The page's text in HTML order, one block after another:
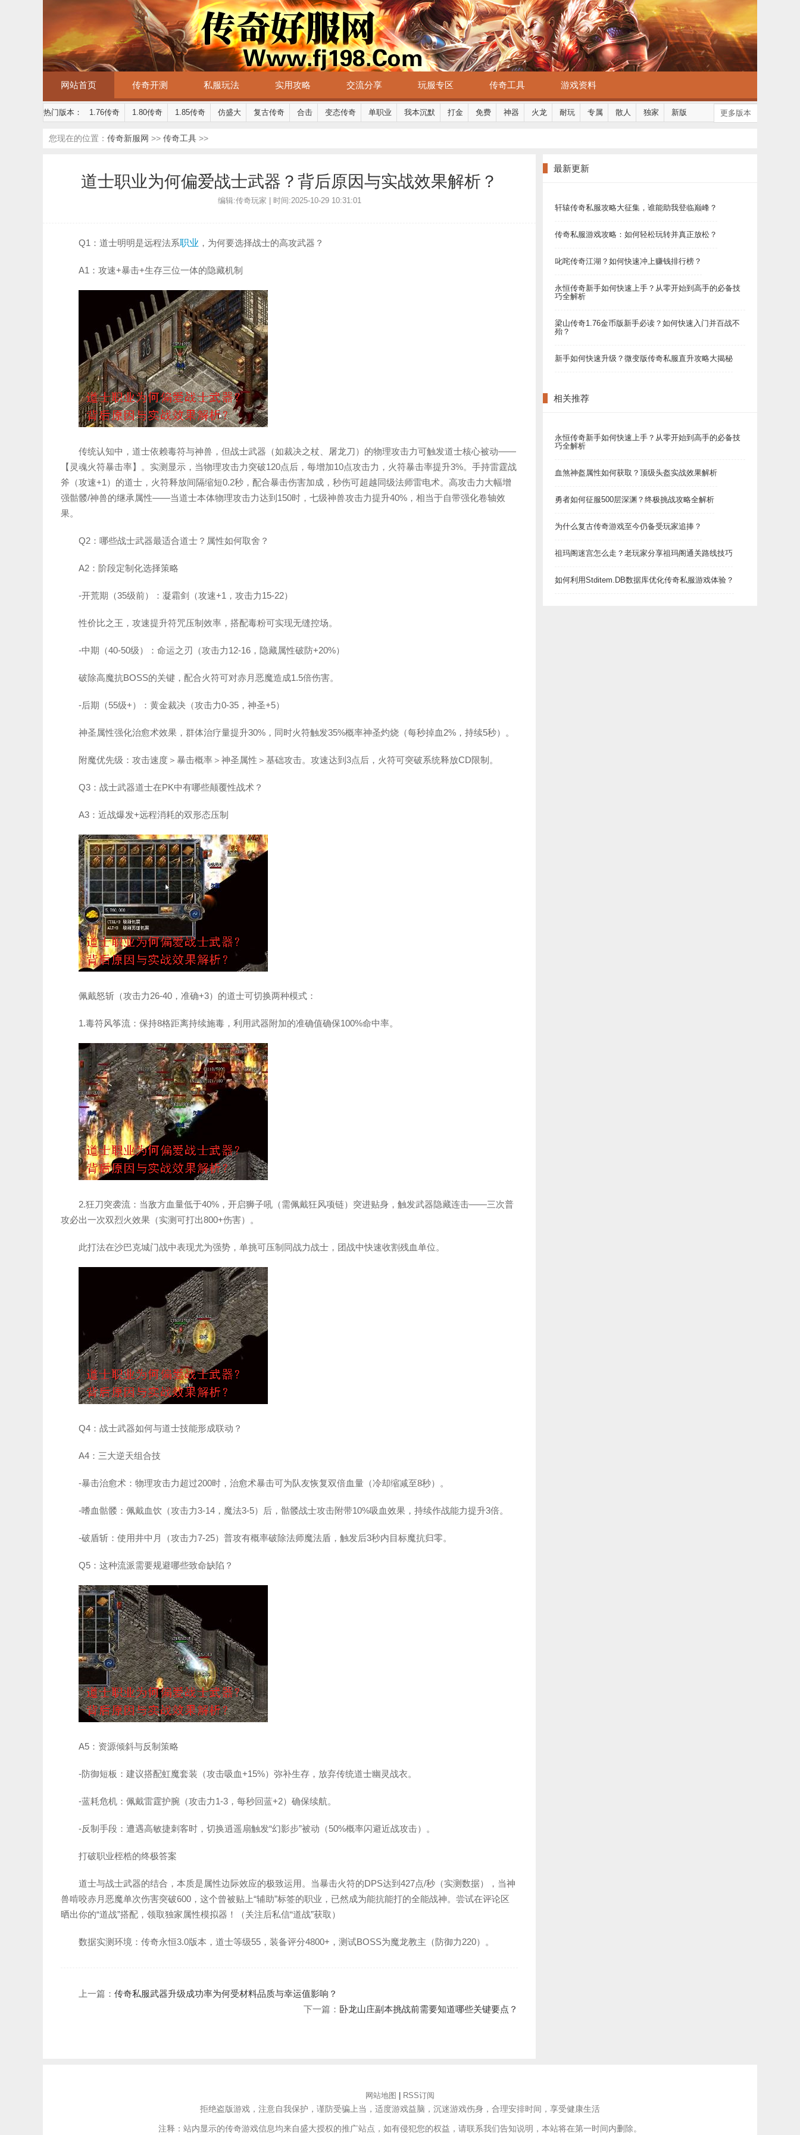
网站首页 传奇开测 私服玩法 实用攻略 交流分享 玩服专区 传奇工具 游戏资料
热门版本： 1.76传奇 1.80传奇 1.85传奇 仿盛大 复古传奇 合击 变态传奇 单职业 我本沉默 打金 免费 神器 火龙 耐玩 专属 散人 独家 新版 更多版本
您现在的位置： 传奇新服网 >> 传奇工具 >>
道士职业为何偏爱战士武器？背后原因与实战效果解析？
编辑:传奇玩家 | 时间:2025-10-29 10:31:01
Q1：道士明明是远程法系职业 ，为何要选择战士的高攻武器？
A1：攻速+暴击+生存三位一体的隐藏机制
传统认知中，道士依赖毒符与神兽，但战士武器（如裁决之杖、屠龙刀）的物理攻击力可触发道士核心被动——
【灵魂火符暴击率】。实测显示，当物理攻击力突破120点后，每增加10点攻击力，火符暴击率提升3%。手持雷霆战
斧（攻速+1）的道士，火符释放间隔缩短0.2秒，配合暴击伤害加成，秒伤可超越同级法师雷电术。高攻击力大幅增
强骷髅/神兽的继承属性——当道士本体物理攻击力达到150时，七级神兽攻击力提升40%，相当于自带强化卷轴效
果。
Q2：哪些战士武器最适合道士？属性如何取舍？
A2：阶段定制化选择策略
-开荒期（35级前）：凝霜剑（攻速+1，攻击力15-22）
性价比之王，攻速提升符咒压制效率，搭配毒粉可实现无缝控场。
-中期（40-50级）：命运之刃（攻击力12-16，隐藏属性破防+20%）
破除高魔抗BOSS的关键，配合火符可对赤月恶魔造成1.5倍伤害。
-后期（55级+）：黄金裁决（攻击力0-35，神圣+5）
神圣属性强化治愈术效果，群体治疗量提升30%，同时火符触发35%概率神圣灼烧（每秒掉血2%，持续5秒）。
附魔优先级：攻击速度＞暴击概率＞神圣属性＞基础攻击。攻速达到3点后，火符可突破系统释放CD限制。
Q3：战士武器道士在PK中有哪些颠覆性战术？
A3：近战爆发+远程消耗的双形态压制
佩戴怒斩（攻击力26-40，准确+3）的道士可切换两种模式：
1.毒符风筝流：保持8格距离持续施毒，利用武器附加的准确值确保100%命中率。
2.狂刀突袭流：当敌方血量低于40%，开启狮子吼（需佩戴狂风项链）突进贴身，触发武器隐藏连击——三次普
攻必出一次双烈火效果（实测可打出800+伤害）。
此打法在沙巴克城门战中表现尤为强势，单挑可压制同战力战士，团战中快速收割残血单位。
Q4：战士武器如何与道士技能形成联动？
A4：三大逆天组合技
-暴击治愈术：物理攻击力超过200时，治愈术暴击可为队友恢复双倍血量（冷却缩减至8秒）。
-嗜血骷髅：佩戴血饮（攻击力3-14，魔法3-5）后，骷髅战士攻击附带10%吸血效果，持续作战能力提升3倍。
-破盾斩：使用井中月（攻击力7-25）普攻有概率破除法师魔法盾，触发后3秒内目标魔抗归零。
Q5：这种流派需要规避哪些致命缺陷？
A5：资源倾斜与反制策略
-防御短板：建议搭配虹魔套装（攻击吸血+15%）弥补生存，放弃传统道士幽灵战衣。
-蓝耗危机：佩戴雷霆护腕（攻击力1-3，每秒回蓝+2）确保续航。
-反制手段：遭遇高敏捷刺客时，切换逍遥扇触发“幻影步”被动（50%概率闪避近战攻击）。
打破职业桎梏的终极答案
道士与战士武器的结合，本质是属性边际效应的极致运用。当暴击火符的DPS达到427点/秒（实测数据），当神
兽啃咬赤月恶魔单次伤害突破600，这个曾被贴上“辅助”标签的职业，已然成为能抗能打的全能战神。尝试在评论区
晒出你的“道战”搭配，领取独家属性模拟器！（关注后私信“道战”获取）
数据实测环境：传奇永恒3.0版本，道士等级55，装备评分4800+，测试BOSS为魔龙教主（防御力220）。
上一篇： 传奇私服武器升级成功率为何受材料品质与幸运值影响？
下一篇： 卧龙山庄副本挑战前需要知道哪些关键要点？
最新更新
轩辕传奇私服攻略大征集，谁能助我登临巅峰？
传奇私服游戏攻略：如何轻松玩转并真正放松？
叱咤传奇江湖？如何快速冲上赚钱排行榜？
永恒传奇新手如何快速上手？从零开始到高手的必备技
巧全解析
梁山传奇1.76金币版新手必读？如何快速入门并百战不
殆？
新手如何快速升级？微变版传奇私服直升攻略大揭秘
相关推荐
永恒传奇新手如何快速上手？从零开始到高手的必备技
巧全解析
血煞神盔属性如何获取？顶级头盔实战效果解析
勇者如何征服500层深渊？终极挑战攻略全解析
为什么复古传奇游戏至今仍备受玩家追捧？
祖玛阁迷宫怎么走？老玩家分享祖玛阁通关路线技巧
如何利用Stditem.DB数据库优化传奇私服游戏体验？
网站地图 RSS订阅
拒绝盗版游戏，注意自我保护，谨防受骗上当，适度游戏益脑，沉迷游戏伤身，合理安排时间，享受健康生活
注释：站内显示的传奇游戏信息均来自盛大授权的推广站点，如有侵犯您的权益，请联系我们告知说明，本站将在第一时间内删除。